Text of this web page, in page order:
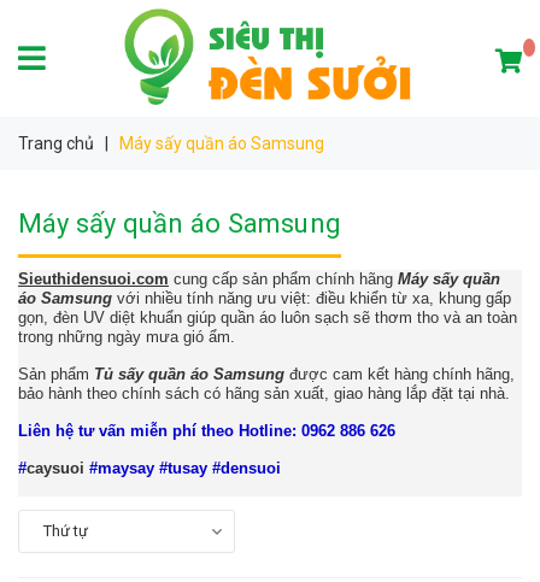
Trang chủ Máy sấy quần áo Samsung
Máy sấy quần áo Samsung
Sieuthidensuoi.com cung cấp sản phẩm chính hãng Máy sấy quần
áo Samsung với nhiều tính năng ưu việt: điều khiển từ xa, khung gấp
gọn, đèn UV diệt khuẩn giúp quần áo luôn sạch sẽ thơm tho và an toàn
trong những ngày mưa gió ẩm.
Sản phẩm Tủ sấy quần áo Samsung được cam kết hàng chính hãng,
bảo hành theo chính sách có hãng sản xuất, giao hàng lắp đặt tại nhà.
Liên hệ tư vấn miễn phí theo Hotline: 0962 886 626
#caysuoi #maysay #tusay #densuoi
Thứ tự